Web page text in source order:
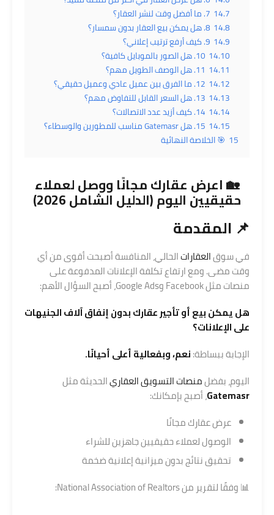
14.7 7. ما أفضل وقت لنشر العقار؟
14.8 8. هل يمكن بيع العقار بدون سمسار؟
14.9 9. كيف أرفع ترتيب إعلاني؟
14.10 10. هل الصور بالموبايل كافية؟
14.11 11. هل الوصف الطويل مهم؟
14.12 12. ما الفرق بين عميل عادي وعميل حقيقي؟
14.13 13. هل السعر القابل للتفاوض مهم؟
14.14 14. كيف أزيد عدد الاتصالات؟
14.15 15. هل Gatemasr مناسب للمطورين والوسطاء؟
15 🎯 الخلاصة النهائية
🏡 اعرض عقارك مجانًا ووصل لعملاء
حقيقيين اليوم (الدليل الشامل 2026)
📌 المقدمة
في سوقالعقاراتالحالي، المنافسة أصبحت أقوى من أي
وقت مضى. ومع ارتفاع تكلفة الإعلانات المدفوعة على
منصات مثلFacebookوGoogle Ads، أصبح السؤال الأهم:
هل يمكن بيع أو تأجير عقارك بدون إنفاق آلاف الجنيهات
على الإعلانات؟
الإجابة ببساطة:نعم، وبفعالية أعلى أحيانًا.
اليوم، بفضلمنصات التسويق العقاريالحديثة مثل
Gatemasr، أصبح بإمكانك:
عرض عقارك مجانًا
الوصول لعملاء حقيقيين جاهزين للشراء
تحقيق نتائج بدون ميزانية إعلانية ضخمة
📊 وفقًا لتقرير منNational Association of Realtors
: